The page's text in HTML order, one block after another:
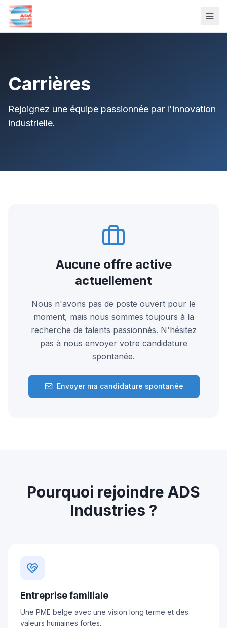
Carrières
Rejoignez une équipe passionnée par l'innovation
industrielle.
Aucune offre active
actuellement
Nous n'avons pas de poste ouvert pour le
moment, mais nous sommes toujours à la
recherche de talents passionnés. N'hésitez
pas à nous envoyer votre candidature
spontanée.
Envoyer ma candidature spontanée
Pourquoi rejoindre ADS
Industries ?
Entreprise familiale
Une PME belge avec une vision long terme et des
valeurs humaines fortes.